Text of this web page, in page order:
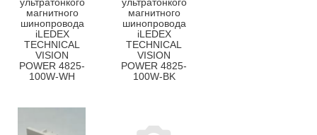
магнитного
шинопровода
iLEDEX
TECHNICAL
VISION
POWER 4825-
100W-WH
магнитного
шинопровода
iLEDEX
TECHNICAL
VISION
POWER 4825-
100W-BK